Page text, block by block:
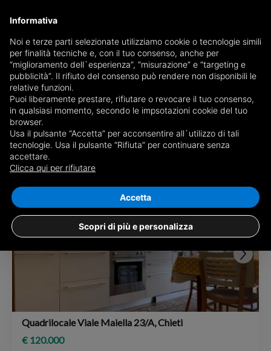
Ricevi copia del giornale via mail
Scegli giornale
61 risultati per
Chieti
Quadrilocale Viale Maiella 23/A, Chieti
€ 120.000
Informativa
Noi e terze parti selezionate utilizziamo cookie o tecnologie simili
per finalità tecniche e, con il tuo consenso, anche per
“miglioramento dell`esperienza”, “misurazione” e “targeting e
pubblicità”. Il rifiuto del consenso può rendere non disponibili le
relative funzioni.
Puoi liberamente prestare, rifiutare o revocare il tuo consenso,
in qualsiasi momento, secondo le impsotazioni cookie del tuo
browser.
Usa il pulsante “Accetta” per acconsentire all`utilizzo di tali
tecnologie. Usa il pulsante “Rifiuta” per continuare senza
accettare.
Clicca qui per rifiutare
Scopri di più e personalizza
Accetta